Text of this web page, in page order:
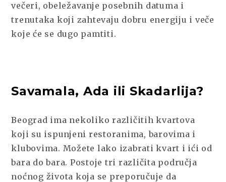
večeri, obeležavanje posebnih datuma i
trenutaka koji zahtevaju dobru energiju i veče
koje će se dugo pamtiti.
Savamala, Ada ili Skadarlija?
Beograd ima nekoliko različitih kvartova
koji su ispunjeni restoranima, barovima i
klubovima. Možete lako izabrati kvart i ići od
bara do bara. Postoje tri različita područja
noćnog života koja se preporučuje da